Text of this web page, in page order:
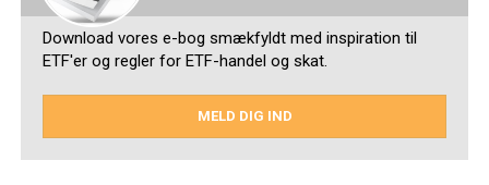
Download vores e-bog smækfyldt med inspiration til
ETF'er og regler for ETF-handel og skat.
MELD DIG IND